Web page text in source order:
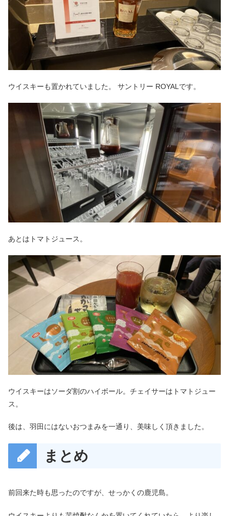
ウイスキーも置かれていました。 サントリー ROYALです。
あとはトマトジュース。
ウイスキーはソーダ割のハイボール。チェイサーはトマトジュー
ス。
後は、羽田にはないおつまみを一通り、美味しく頂きました。
まとめ
前回来た時も思ったのですが、せっかくの鹿児島。